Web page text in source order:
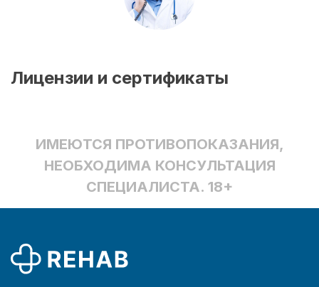
Лицензии и сертификаты
ИМЕЮТСЯ ПРОТИВОПОКАЗАНИЯ,
НЕОБХОДИМА КОНСУЛЬТАЦИЯ
СПЕЦИАЛИСТА. 18+